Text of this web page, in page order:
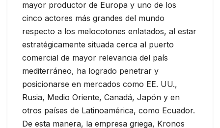
mayor productor de Europa y uno de los
cinco actores más grandes del mundo
respecto a los melocotones enlatados, al estar
estratégicamente situada cerca al puerto
comercial de mayor relevancia del país
mediterráneo, ha logrado penetrar y
posicionarse en mercados como EE. UU.,
Rusia, Medio Oriente, Canadá, Japón y en
otros países de Latinoamérica, como Ecuador.
De esta manera, la empresa griega, Kronos